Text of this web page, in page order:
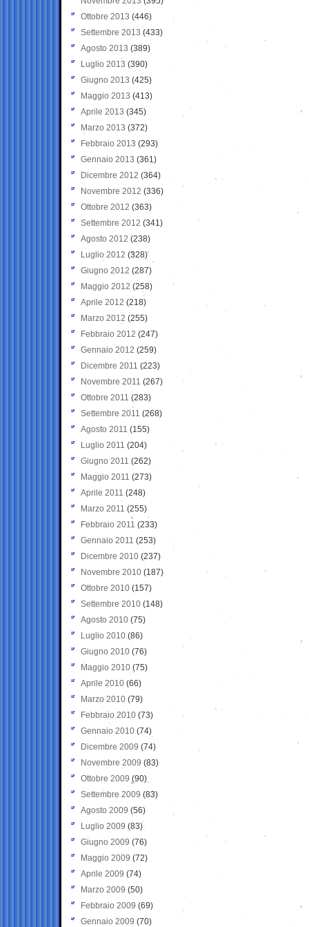
Ottobre 2013 (446)
Settembre 2013 (433)
Agosto 2013 (389)
Luglio 2013 (390)
Giugno 2013 (425)
Maggio 2013 (413)
Aprile 2013 (345)
Marzo 2013 (372)
Febbraio 2013 (293)
Gennaio 2013 (361)
Dicembre 2012 (364)
Novembre 2012 (336)
Ottobre 2012 (363)
Settembre 2012 (341)
Agosto 2012 (238)
Luglio 2012 (328)
Giugno 2012 (287)
Maggio 2012 (258)
Aprile 2012 (218)
Marzo 2012 (255)
Febbraio 2012 (247)
Gennaio 2012 (259)
Dicembre 2011 (223)
Novembre 2011 (267)
Ottobre 2011 (283)
Settembre 2011 (268)
Agosto 2011 (155)
Luglio 2011 (204)
Giugno 2011 (262)
Maggio 2011 (273)
Aprile 2011 (248)
Marzo 2011 (255)
Febbraio 2011 (233)
Gennaio 2011 (253)
Dicembre 2010 (237)
Novembre 2010 (187)
Ottobre 2010 (157)
Settembre 2010 (148)
Agosto 2010 (75)
Luglio 2010 (86)
Giugno 2010 (76)
Maggio 2010 (75)
Aprile 2010 (66)
Marzo 2010 (79)
Febbraio 2010 (73)
Gennaio 2010 (74)
Dicembre 2009 (74)
Novembre 2009 (83)
Ottobre 2009 (90)
Settembre 2009 (83)
Agosto 2009 (56)
Luglio 2009 (83)
Giugno 2009 (76)
Maggio 2009 (72)
Aprile 2009 (74)
Marzo 2009 (50)
Febbraio 2009 (69)
Gennaio 2009 (70)